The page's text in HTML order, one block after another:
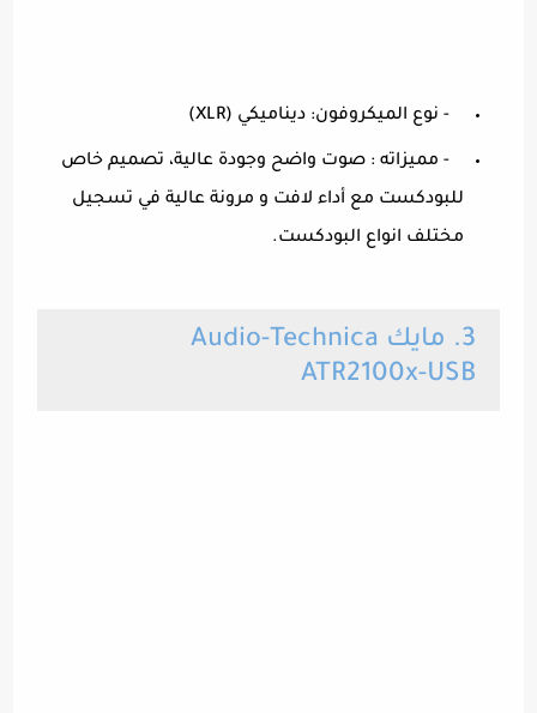
- نوع الميكروفون: ديناميكي (XLR)
- مميزاته : صوت واضح وجودة عالية، تصميم خاص
للبودكست مع أداء لافت و مرونة عالية في تسجيل
مختلف انواع البودكست.
3. مايك Audio-Technica
ATR2100x-USB